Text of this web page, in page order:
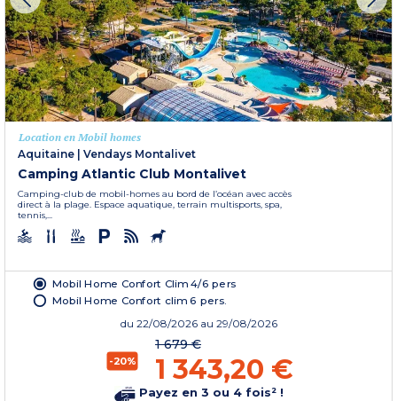
Location en Mobil homes
Aquitaine | Vendays Montalivet
Camping Atlantic Club Montalivet
Camping-club de mobil-homes au bord de l’océan avec accès
direct à la plage. Espace aquatique, terrain multisports, spa,
tennis,...
Mobil Home Confort Clim 4/6 pers
Mobil Home Confort clim 6 pers.
du 22/08/2026 au 29/08/2026
-20%
1 679 €
1 343,20 €
Payez en 3 ou 4 fois² !